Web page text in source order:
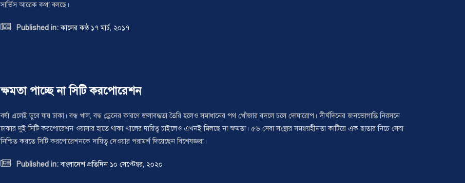
সার্ভিস আরেক কথা বলছে।
 Published in: কালের কণ্ঠ ১৭ মার্চ, ২০১৭
ক্ষমতা পাচ্ছে না সিটি করপোরেশন
বর্ষা এলেই ডুবে যায় ঢাকা। বন্ধ খাল, বদ্ধ ড্রেনের কারণে জলাবদ্ধতা তৈরি হলেও সমাধানের পথ খোঁজার বদলে চলে দোষারোপ। দীর্ঘদিনের জনভোগান্তি নিরসনে
ঢাকার দুই সিটি করপোরেশন ওয়াসার হাতে থাকা খালের দায়িত্ব চাইলেও এখনই মিলছে না ক্ষমতা। ৫৬ সেবা সংস্থার সমন্বয়হীনতা কাটিয়ে এক ছাতার নিচে সেবা
নিশ্চিত করতে সিটি করপোরেশনকে দায়িত্ব দেওয়ার পরামর্শ দিয়েছেন বিশেষজ্ঞরা।
 Published in: বাংলাদেশ প্রতিদিন ১০ সেপ্টেম্বর, ২০২০